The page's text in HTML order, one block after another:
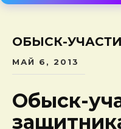
ОБЫСК-
МАЙ 6, 2013
Обыск-